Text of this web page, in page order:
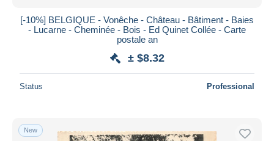
[-10%] BELGIQUE - Vonêche - Château - Bâtiment - Baies
- Lucarne - Cheminée - Bois - Ed Quinet Collée - Carte
postale an
± $8.32
Status Professional
New